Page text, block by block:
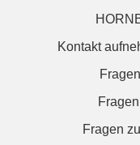
Kontakt
Fragen